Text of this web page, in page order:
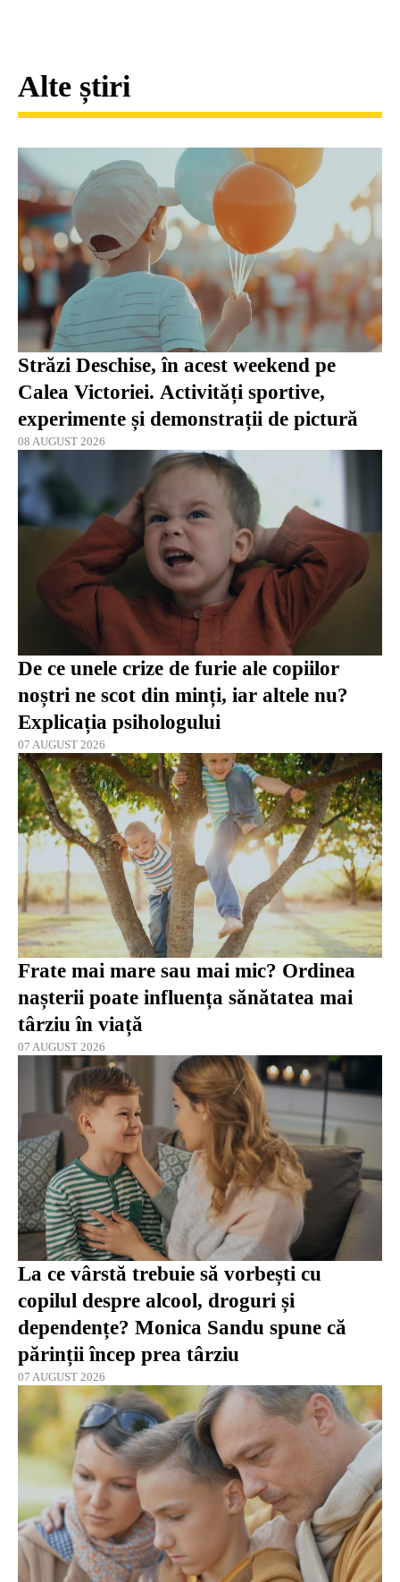
Alte știri
Străzi Deschise, în acest weekend pe
Calea Victoriei. Activități sportive,
experimente și demonstrații de pictură
08 AUGUST 2026
De ce unele crize de furie ale copiilor
noștri ne scot din minți, iar altele nu?
Explicația psihologului
07 AUGUST 2026
Frate mai mare sau mai mic? Ordinea
nașterii poate influența sănătatea mai
târziu în viață
07 AUGUST 2026
La ce vârstă trebuie să vorbești cu
copilul despre alcool, droguri și
dependențe? Monica Sandu spune că
părinții încep prea târziu
07 AUGUST 2026